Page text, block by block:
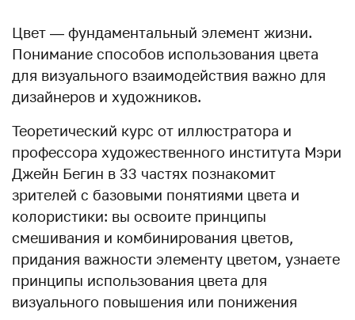
Цвет — фундаментальный элемент жизни.
Понимание способов использования цвета
для визуального взаимодействия важно для
дизайнеров и художников.
Теоретический курс от иллюстратора и
профессора художественного института Мэри
Джейн Бегин в 33 частях познакомит
зрителей с базовыми понятиями цвета и
колористики: вы освоите принципы
смешивания и комбинирования цветов,
придания важности элементу цветом, узнаете
принципы использования цвета для
визуального повышения или понижения